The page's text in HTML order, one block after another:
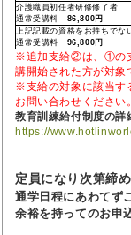
介護職員初任者研修修了者
通常受講料 86,800円
上記記載の資格をお持ちでな
通常受講料 96,800円
※追加支給②は、①の
講開始された方が対象
※支給の対象に該当す
お問い合わせください。
教育訓練給付制度の詳
https://
定員になり次第締め
通学日程にあわてず
余裕を持ってのお申